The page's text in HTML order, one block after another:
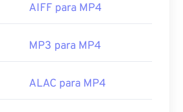
AIFF para MP4
MP3 para MP4
ALAC para MP4